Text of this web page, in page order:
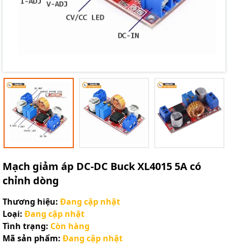
Mạch giảm áp DC-DC Buck XL4015 5A có
chỉnh dòng
Thương hiệu: Đang cập nhật
Loại: Đang cập nhật
Tình trạng: Còn hàng
Mã sản phẩm: Đang cập nhật